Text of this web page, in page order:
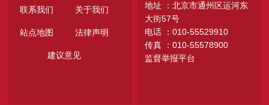
联系我们 关于我们
站点地图 法律声明
建议意见
地址 ：北京市通州区运河东
大街57号
电话 ：010-55529910
传真 ：010-55578900
监督举报平台